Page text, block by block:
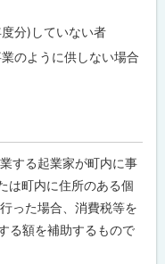
分)していない者
のように供しない場合
する起業家が町内に事
は町内に住所のある個
った場合、消費税等を
る額を補助するもので